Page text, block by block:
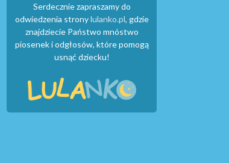
Serdecznie zapraszamy do
odwiedzenia stronylulanko.pl, gdzie
znajdziecie Państwo mnóstwo
piosenek i odgłosów, które pomogą
usnąć dziecku!